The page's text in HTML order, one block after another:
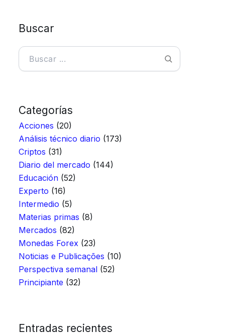
Buscar
Buscar
Categorías
Acciones (20)
Análisis técnico diario (173)
Criptos (31)
Diario del mercado (144)
Educación (52)
Experto (16)
Intermedio (5)
Materias primas (8)
Mercados (82)
Monedas Forex (23)
Noticias e Publicações (10)
Perspectiva semanal (52)
Principiante (32)
Entradas recientes